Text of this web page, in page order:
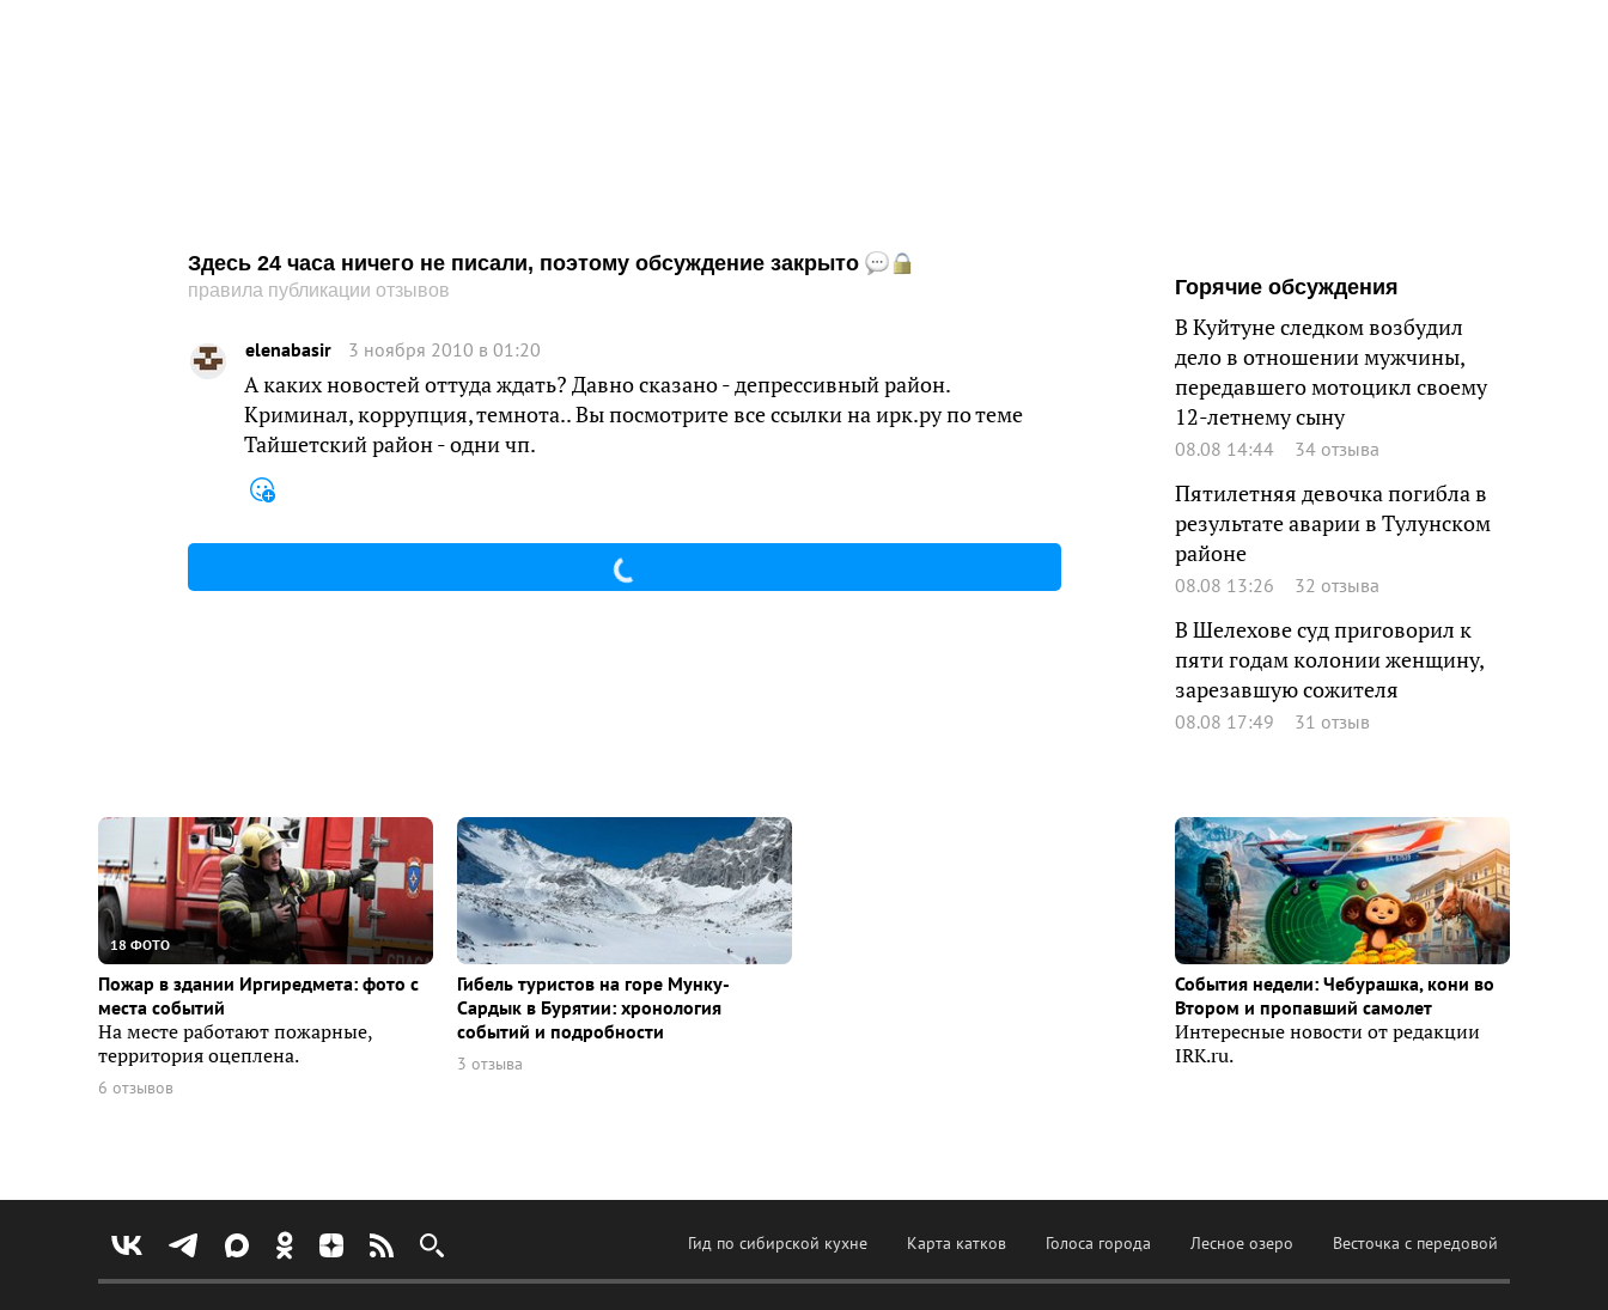
Здесь 24 часа ничего не писали, поэтому обсуждение закрыто
правила публикации отзывов
elenabasir 3 ноября 2010 в 01:20
А каких новостей оттуда ждать? Давно сказано - депрессивный район.
Криминал, коррупция, темнота.. Вы посмотрите все ссылки на ирк.ру по теме
Тайшетский район - одни чп.
Горячие обсуждения
В Куйтуне следком возбудил
дело в отношении мужчины,
передавшего мотоцикл своему
12-летнему сыну
08.08 14:44 34 отзыва
Пятилетняя девочка погибла в
результате аварии в Тулунском
районе
08.08 13:26 32 отзыва
В Шелехове суд приговорил к
пяти годам колонии женщину,
зарезавшую сожителя
08.08 17:49 31 отзыв
18 ФОТО
Пожар в здании Иргиредмета: фото с
места событий
На месте работают пожарные,
территория оцеплена.
6 отзывов
Гибель туристов на горе Мунку-
Сардык в Бурятии: хронология
событий и подробности
3 отзыва
События недели: Чебурашка, кони во
Втором и пропавший самолет
Интересные новости от редакции
IRK.ru.
Гид по сибирской кухне Карта катков Голоса города Лесное озеро Весточка с передовой